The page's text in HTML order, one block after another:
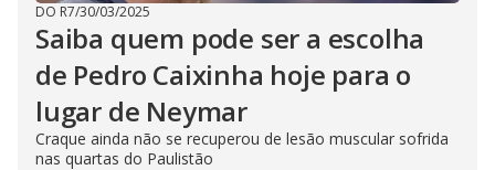
DO R7/30/03/2025
Saiba quem pode ser a escolha
de Pedro Caixinha hoje para o
lugar de Neymar
Craque ainda não se recuperou de lesão muscular sofrida
nas quartas do Paulistão